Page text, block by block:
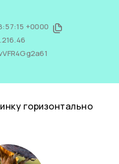
+0000
горизонтально